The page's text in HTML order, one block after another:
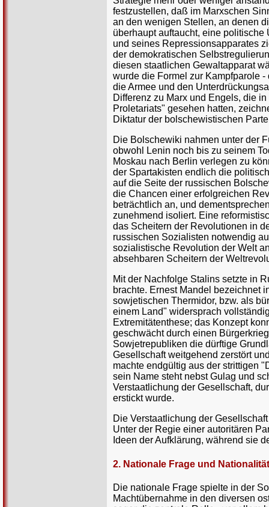
festzustellen, daß im Marxschen
an den wenigen Stellen, an denen
überhaupt auftaucht, eine
und seines Repressionsapparates
der demokratischen
diesen staatlichen Gewaltapparat
wurde die Formel zur Kampfparole
die Armee und den
Differenz zu Marx und Engels, die
Proletariats" gesehen hatten,
Diktatur der bolschewistischen
Die Bolschewiki nahmen unter der
obwohl Lenin noch bis zu seinem
Moskau nach Berlin verlegen zu
der Spartakisten endlich die
auf die Seite der russischen
die Chancen einer erfolgreichen
beträchtlich an, und
zunehmend isoliert. Eine
das Scheitern der Revolutionen in
russischen Sozialisten notwendig
sozialistische Revolution der Welt
absehbaren Scheitern der
Mit der Nachfolge Stalins setzte in
brachte. Ernest Mandel bezeichnet
sowjetischen Thermidor, bzw. als
einem Land" widersprach
Extremitätenthese; das Konzept
geschwächt durch einen
Sowjetrepubliken die dürftige
Gesellschaft weitgehend zerstört
machte endgültig aus der strittigen
sein Name steht nebst Gulag und
Verstaatlichung der Gesellschaft,
erstickt wurde.
Die Verstaatlichung der
Unter der Regie einer autoritären
Ideen der Aufklärung, während sie
2. Nationale Frage und
Die nationale Frage spielte in der
Machtübernahme in den diversen